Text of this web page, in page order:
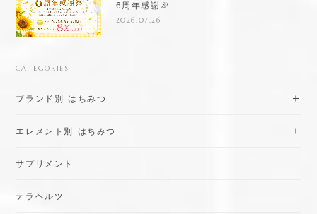
6周年感謝🎉
2026.07.26
CATEGORIES
ブランド別 はちみつ
エレメント別 はちみつ
サプリメント
テラヘルツ